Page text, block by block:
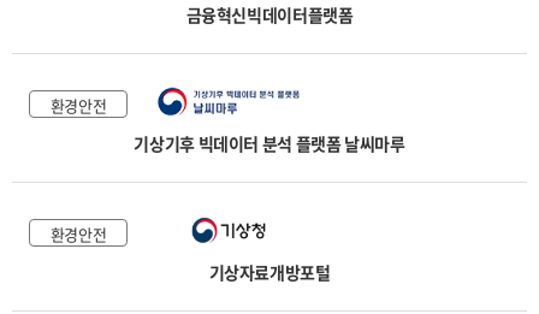
금융혁신빅데이터플랫폼
환경안전
기상기후 빅데이터 분석 플랫폼 날씨마루
환경안전
기상자료개방포털